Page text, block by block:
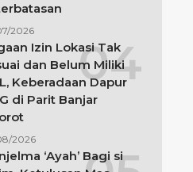
2026
Izin Lokasi Tak
dan Belum Miliki
Keberadaan Dapur
di Parit Banjar
2026
‘Ayah’ Bagi si